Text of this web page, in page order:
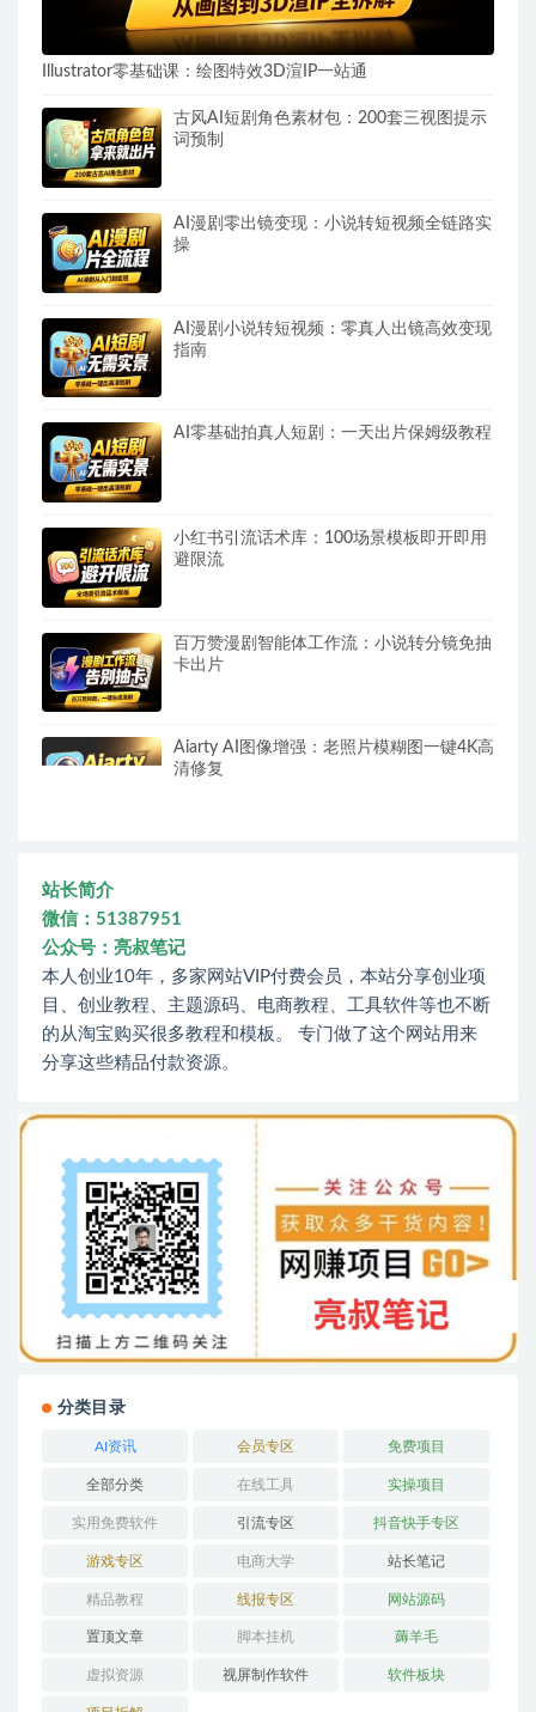
Illustrator零基础课：绘图特效3D渲IP一站通
古风AI短剧角色素材包：200套三视图提示
词预制
AI漫剧零出镜变现：小说转短视频全链路实
操
AI漫剧小说转短视频：零真人出镜高效变现
指南
AI零基础拍真人短剧：一天出片保姆级教程
小红书引流话术库：100场景模板即开即用
避限流
百万赞漫剧智能体工作流：小说转分镜免抽
卡出片
Aiarty AI图像增强：老照片模糊图一键4K高
清修复
站长简介
微信：51387951
公众号：亮叔笔记
本人创业10年，多家网站VIP付费会员，本站分享创业项
目、创业教程、主题源码、电商教程、工具软件等也不断
的从淘宝购买很多教程和模板。 专门做了这个网站用来
分享这些精品付款资源。
分类目录
AI资讯 会员专区 免费项目
全部分类 在线工具 实操项目
实用免费软件 引流专区 抖音快手专区
游戏专区 电商大学 站长笔记
精品教程 线报专区 网站源码
置顶文章 脚本挂机 薅羊毛
虚拟资源 视屏制作软件 软件板块